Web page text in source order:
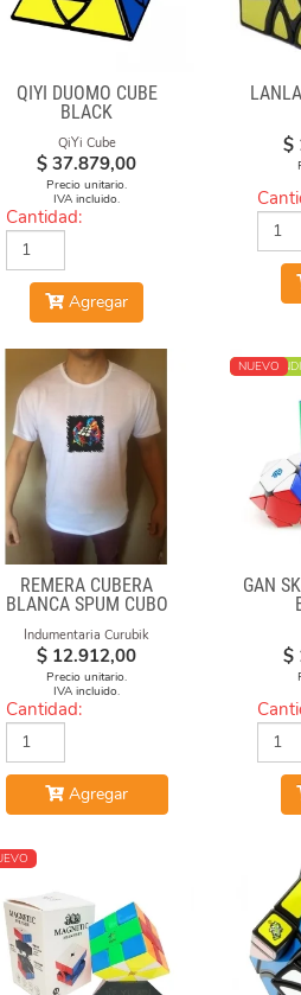
QIYI DUOMO CUBE
BLACK
QiYi Cube
$ 37.879,00
Precio unitario.
IVA incluido.
Cantidad:
Agregar
$
REMERA CUBERA
BLANCA SPUM CUBO
Indumentaria Curubik
$ 12.912,00
Precio unitario.
IVA incluido.
Cantidad:
Agregar
MÁS
NUEVO
GAN
$